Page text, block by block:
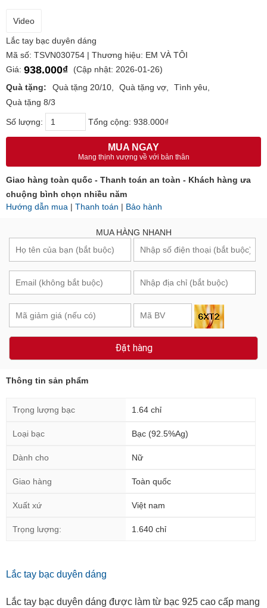
Video
Lắc tay bạc duyên dáng
Mã số: TSVN030754 | Thương hiệu: EM VÀ TÔI
Giá: 938.000₫
(Cập nhật: 2026-01-26)
Quà tặng:
Quà tặng 20/10 Quà tặng vợ
Tình yêu
Quà tặng 8/3
Số lượng: Tổng cộng: 938.000₫
MUA NGAY
Mang thịnh vượng về với bản thân
Giao hàng toàn quốc - Thanh toán an toàn - Khách hàng ưa
chuộng bình chọn nhiều năm
Hướng dẫn mua | Thanh toán | Bảo hành
MUA HÀNG NHANH
Đặt hàng
Thông tin sản phẩm
Trọng lượng bạc 1.64 chỉ
Loại bạc Bạc (92.5%Ag)
Dành cho Nữ
Giao hàng Toàn quốc
Xuất xứ Việt nam
Trọng lượng: 1.640 chỉ
Lắc tay bạc duyên dáng
Lắc tay bạc duyên dáng được làm từ bạc 925 cao cấp mang